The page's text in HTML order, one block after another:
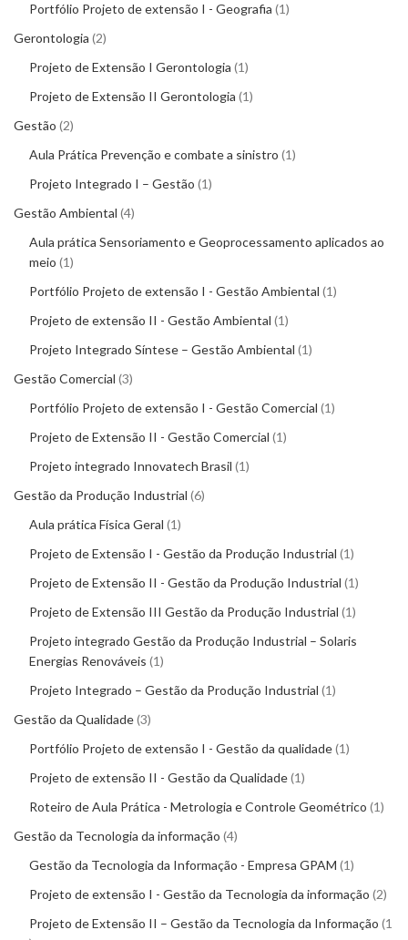
Portfólio Projeto de extensão I - Geografia 1
Gerontologia 2
Projeto de Extensão I Gerontologia 1
Projeto de Extensão II Gerontologia 1
Gestão 2
Aula Prática Prevenção e combate a sinistro 1
Projeto Integrado I – Gestão 1
Gestão Ambiental 4
Aula prática Sensoriamento e Geoprocessamento aplicados ao
meio 1
Portfólio Projeto de extensão I - Gestão Ambiental 1
Projeto de extensão II - Gestão Ambiental 1
Projeto Integrado Síntese – Gestão Ambiental 1
Gestão Comercial 3
Portfólio Projeto de extensão I - Gestão Comercial 1
Projeto de Extensão II - Gestão Comercial 1
Projeto integrado Innovatech Brasil 1
Gestão da Produção Industrial 6
Aula prática Física Geral 1
Projeto de Extensão I - Gestão da Produção Industrial 1
Projeto de Extensão II - Gestão da Produção Industrial 1
Projeto de Extensão III Gestão da Produção Industrial 1
Projeto integrado Gestão da Produção Industrial – Solaris
Energias Renováveis 1
Projeto Integrado – Gestão da Produção Industrial 1
Gestão da Qualidade 3
Portfólio Projeto de extensão I - Gestão da qualidade 1
Projeto de extensão II - Gestão da Qualidade 1
Roteiro de Aula Prática - Metrologia e Controle Geométrico 1
Gestão da Tecnologia da informação 4
Gestão da Tecnologia da Informação - Empresa GPAM 1
Projeto de extensão I - Gestão da Tecnologia da informação 2
Projeto de Extensão II – Gestão da Tecnologia da Informação 1